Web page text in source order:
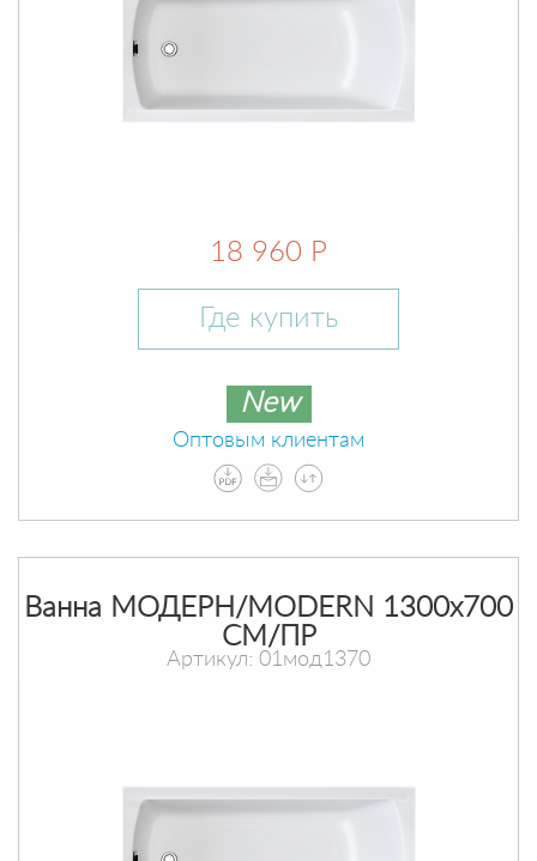
18 960 Р
Где купить
New
Оптовым клиентам
Ванна МОДЕРН/MODERN 1300х700
СМ/ПР
Артикул: 01мод1370